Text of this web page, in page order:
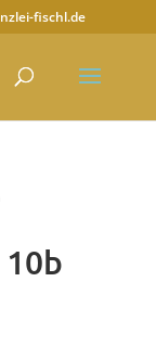
fischl.de